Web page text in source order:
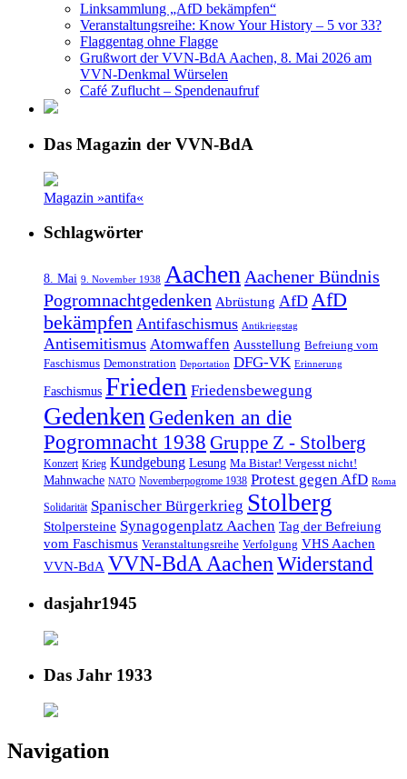
Linksammlung „AfD bekämpfen“
Veranstaltungsreihe: Know Your History – 5 vor 33?
Flaggentag ohne Flagge
Grußwort der VVN-BdA Aachen, 8. Mai 2026 am
VVN-Denkmal Würselen
Café Zuflucht – Spendenaufruf
Das Magazin der VVN-BdA
Magazin »antifa«
Schlagwörter
8. Mai 9. November 1938 Aachen Aachener Bündnis
Pogromnachtgedenken Abrüstung AfD AfD
bekämpfen Antifaschismus Antikriegstag
Antisemitismus Atomwaffen Ausstellung Befreiung vom
Faschismus Demonstration Deportation DFG-VK Erinnerung
Faschismus Frieden Friedensbewegung
Gedenken Gedenken an die
Pogromnacht 1938 Gruppe Z - Stolberg
Konzert Krieg Kundgebung Lesung Ma Bistar! Vergesst nicht!
Mahnwache NATO Novemberpogrome 1938 Protest gegen AfD Roma
Solidarität Spanischer Bürgerkrieg Stolberg
Stolpersteine Synagogenplatz Aachen Tag der Befreiung
vom Faschismus Veranstaltungsreihe Verfolgung VHS Aachen
VVN-BdA VVN-BdA AachenWiderstand
dasjahr1945
Das Jahr 1933
Navigation